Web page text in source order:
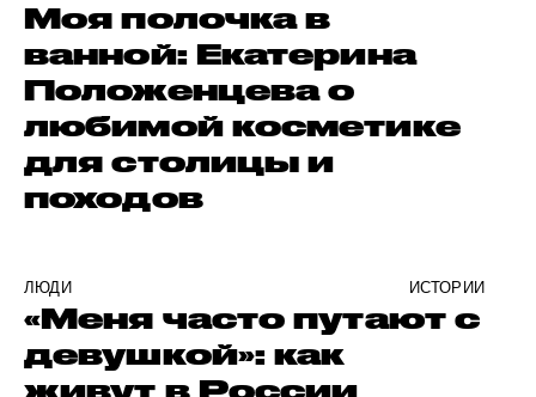
Моя полочка в
ванной: Екатерина
Положенцева о
любимой косметике
для столицы и
походов
ЛЮДИ ИСТОРИИ
«Меня часто путают с
девушкой»: как
живут в России